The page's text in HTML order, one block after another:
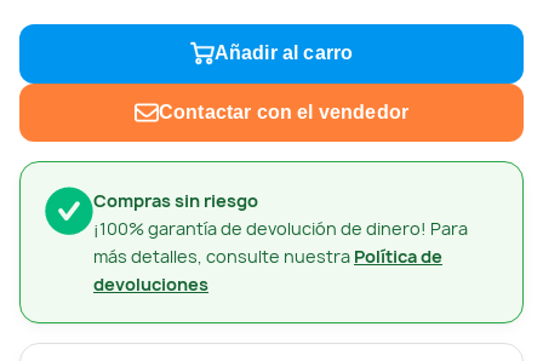
Compras sin riesgo
¡100% garantía de devolución de dinero! Para
más detalles, consulte nuestra Política de
devoluciones
Añadir al carro
Contactar con el vendedor